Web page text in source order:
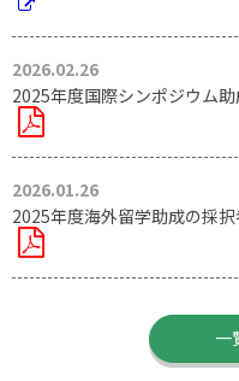
2026.02.26
2025年度国際シンポジウム
2026.01.26
2025年度海外留学助成の採択
一